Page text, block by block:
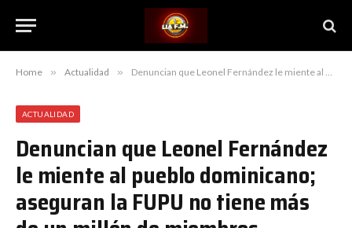
Home » Actualidad » Denuncian que Leonel Fernández le miente al pueblo dominicano; aseguran la FUPU no tiene más de un millón de miembros
ACTUALIDAD
Denuncian que Leonel Fernández
le miente al pueblo dominicano;
aseguran la FUPU no tiene más